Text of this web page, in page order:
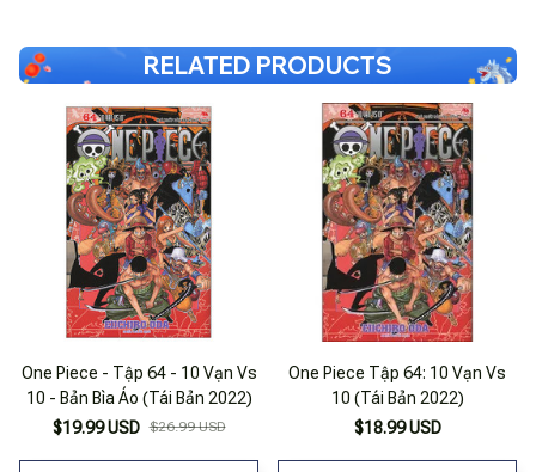
RELATED PRODUCTS
One Piece - Tập 64 - 10 Vạn Vs
10 - Bản Bìa Áo (Tái Bản 2022)
$19.99 USD $26.99 USD
One Piece Tập 64: 10 Vạn Vs
10 (Tái Bản 2022)
$18.99 USD